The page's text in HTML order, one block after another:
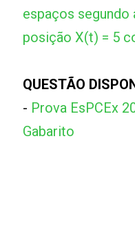
espaços segundo
posição X(t) = 5
QUESTÃO
- Prova EsPCEx
Gabarito